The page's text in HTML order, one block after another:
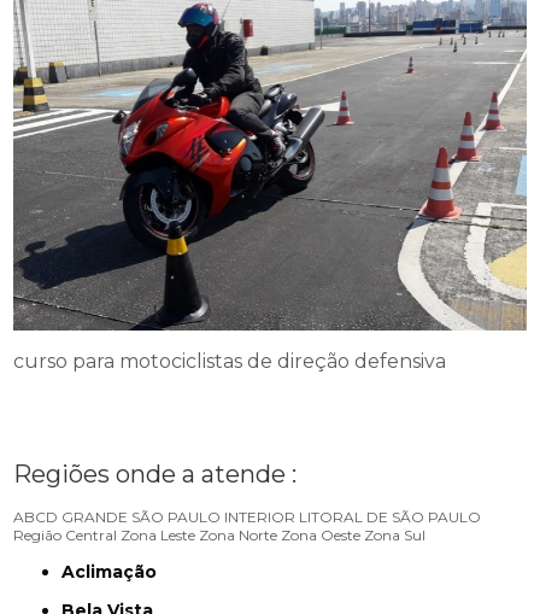
curso para motociclistas de direção defensiva
Regiões onde a atende :
ABCD GRANDE SÃO PAULO INTERIOR LITORAL DE SÃO PAULO
Região Central Zona Leste Zona Norte Zona Oeste Zona Sul
Aclimação